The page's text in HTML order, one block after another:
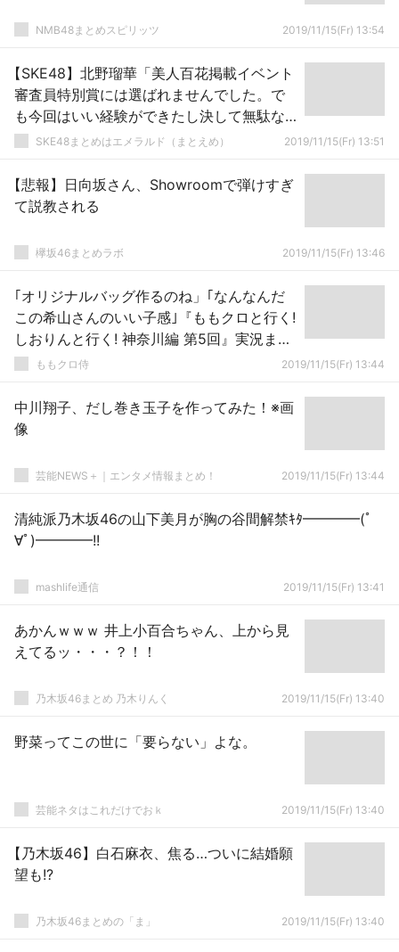
NMB48まとめスピリッツ 2019/11/15(Fr) 13:54
【SKE48】北野瑠華「美人百花掲載イベント
審査員特別賞には選ばれませんでした。で
も今回はいい経験ができたし決して無駄な
時間ではなかったと思う。」
SKE48まとめはエメラルド（まとえめ） 2019/11/15(Fr) 13:51
【悲報】日向坂さん、Showroomで弾けすぎ
て説教される
欅坂46まとめラボ 2019/11/15(Fr) 13:46
｢オリジナルバッグ作るのね」｢なんなんだ
この希山さんのいい子感｣『ももクロと行く!
しおりんと行く! 神奈川編 第5回』実況まと
め！ももクロ侍 2019/11/15(Fr) 13:44
中川翔子、だし巻き玉子を作ってみた！※画
像
芸能NEWS＋｜エンタメ情報まとめ！ 2019/11/15(Fr) 13:44
清純派乃木坂46の山下美月が胸の谷間解禁ｷﾀ━━━━(ﾟ
∀ﾟ)━━━━!!
mashlife通信 2019/11/15(Fr) 13:41
あかんｗｗｗ 井上小百合ちゃん、上から見
えてるッ・・・？！！
乃木坂46まとめ 乃木りんく 2019/11/15(Fr) 13:40
野菜ってこの世に「要らない」よな。
芸能ネタはこれだけでおｋ 2019/11/15(Fr) 13:40
【乃木坂46】白石麻衣、焦る…ついに結婚願
望も!?
乃木坂46まとめの「ま」 2019/11/15(Fr) 13:40